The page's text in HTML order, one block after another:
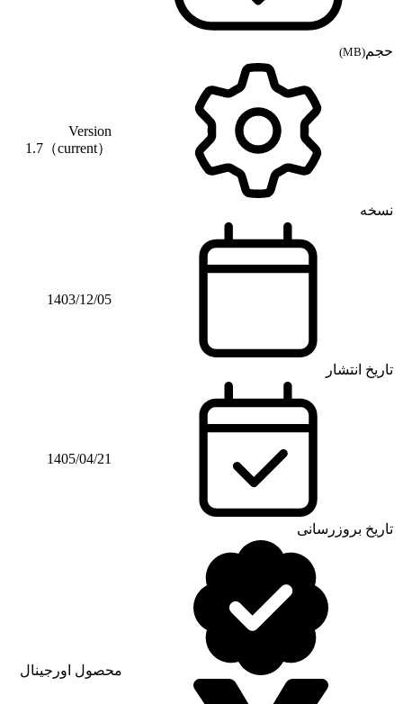
حجم(MB)
نسخه
Version
1.7（current）
تاریخ انتشار
1403/12/05
تاریخ بروزرسانی
1405/04/21
محصول اورجینال